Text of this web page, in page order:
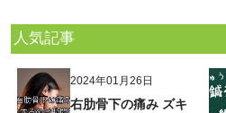
人気記事
2024年01月26日
右肋骨下の痛み ズキ